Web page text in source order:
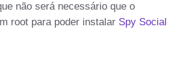
não será necessário que o
root para poder instalar Spy Social